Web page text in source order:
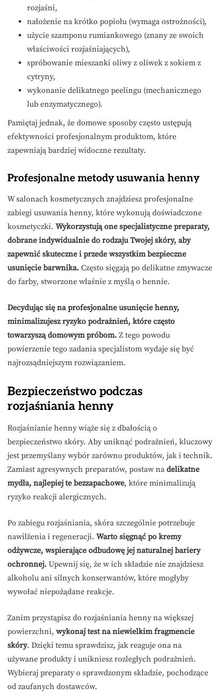
rozjaśni,
nałożenie na krótko popiołu (wymaga ostrożności),
użycie szamponu rumiankowego (znany ze swoich
właściwości rozjaśniających),
spróbowanie mieszanki oliwy z oliwek z sokiem z
cytryny,
wykonanie delikatnego peelingu (mechanicznego
lub enzymatycznego).
Pamiętaj jednak, że domowe sposoby często ustępują
efektywności profesjonalnym produktom, które
zapewniają bardziej widoczne rezultaty.
Profesjonalne metody usuwania henny
W salonach kosmetycznych znajdziesz profesjonalne
zabiegi usuwania henny, które wykonują doświadczone
kosmetyczki. Wykorzystują one specjalistyczne preparaty,
dobrane indywidualnie do rodzaju Twojej skóry, aby
zapewnić skuteczne i przede wszystkim bezpieczne
usunięcie barwnika. Często sięgają po delikatne zmywacze
do farby, stworzone właśnie z myślą o hennie.
Decydując się na profesjonalne usunięcie henny,
minimalizujesz ryzyko podrażnień, które często
towarzyszą domowym próbom. Z tego powodu
powierzenie tego zadania specjalistom wydaje się być
najrozsądniejszym rozwiązaniem.
Bezpieczeństwo podczas
rozjaśniania henny
Rozjaśnianie henny wiąże się z dbałością o
bezpieczeństwo skóry. Aby uniknąć podrażnień, kluczowy
jest przemyślany wybór zarówno produktów, jak i technik.
Zamiast agresywnych preparatów, postaw na delikatne
mydła, najlepiej te bezzapachowe, które minimalizują
ryzyko reakcji alergicznych.
Po zabiegu rozjaśniania, skóra szczególnie potrzebuje
nawilżenia i regeneracji. Warto sięgnąć po kremy
odżywcze, wspierające odbudowę jej naturalnej bariery
ochronnej. Upewnij się, że w ich składzie nie znajdziesz
alkoholu ani silnych konserwantów, które mogłyby
wywołać niepożądane reakcje.
Zanim przystąpisz do rozjaśniania henny na większej
powierzchni, wykonaj test na niewielkim fragmencie
skóry. Dzięki temu sprawdzisz, jak reaguje ona na
używane produkty i unikniesz rozległych podrażnień.
Wybieraj preparaty o sprawdzonym składzie, pochodzące
od zaufanych dostawców.